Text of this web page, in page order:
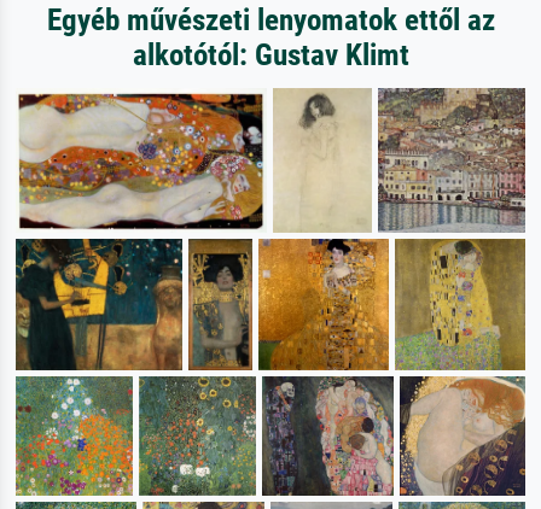
Egyéb művészeti lenyomatok ettől az
alkotótól: Gustav Klimt